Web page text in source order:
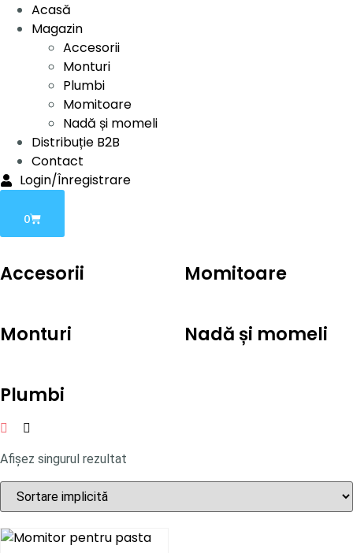
Acasă
Magazin
Accesorii
Monturi
Plumbi
Momitoare
Nadă și momeli
Distribuție B2B
Contact
Login/Înregistrare
0
Accesorii Momitoare
Monturi Nadă și momeli
Plumbi
Afișez singurul rezultat